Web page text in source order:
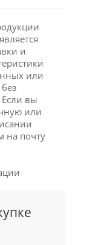
и
или
вы
или
на почту